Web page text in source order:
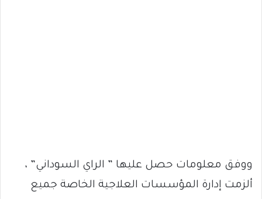
ووفق معلومات حصل عليها ” الراي السوداني” ،
ألزمت إدارة المؤسسات العلاجية الخاصة جميع